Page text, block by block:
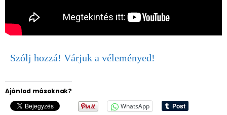
Szólj hozzá! Várjuk a véleményed!
Ajánlod másoknak?
WhatsApp